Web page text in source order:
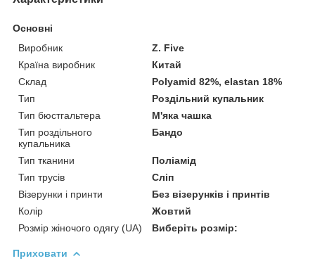
Основні
Виробник
Z. Five
Країна виробник
Китай
Склад
Polyamid 82%, elastan 18%
Тип
Роздільний купальник
Тип бюстгальтера
М'яка чашка
Тип роздільного
купальника
Бандо
Тип тканини
Поліамід
Тип трусів
Сліп
Візерунки і принти
Без візерунків і принтів
Колір
Жовтий
Розмір жіночого одягу (UA)
Виберіть розмір:
Приховати